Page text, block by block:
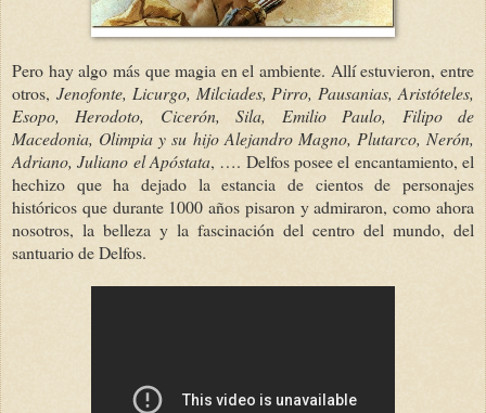
Pero hay algo más que magia en el ambiente. Allí estuvieron, entre
otros, Jenofonte, Licurgo, Milciades, Pirro, Pausanias, Aristóteles,
Esopo, Herodoto, Cicerón, Sila, Emilio Paulo, Filipo de
Macedonia, Olimpia y su hijo Alejandro Magno, Plutarco, Nerón,
Adriano, Juliano el Apóstata, …. Delfos posee el encantamiento, el
hechizo que ha dejado la estancia de cientos de personajes
históricos que durante 1000 años pisaron y admiraron, como ahora
nosotros, la belleza y la fascinación del centro del mundo, del
santuario de Delfos.